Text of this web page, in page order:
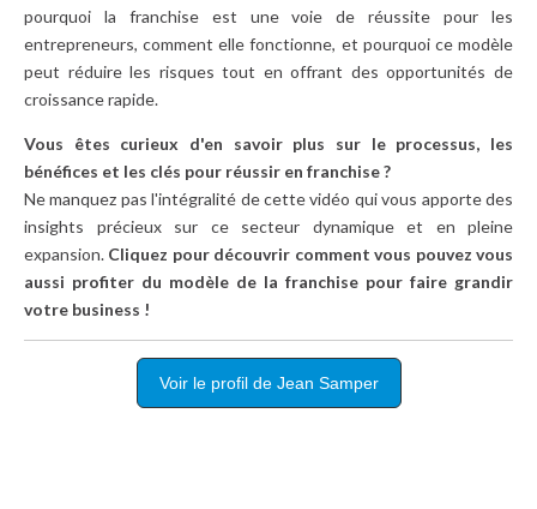
pourquoi la franchise est une voie de réussite pour les
entrepreneurs, comment elle fonctionne, et pourquoi ce modèle
peut réduire les risques tout en offrant des opportunités de
croissance rapide.
Vous êtes curieux d'en savoir plus sur le processus, les
bénéfices et les clés pour réussir en franchise ?
Ne manquez pas l'intégralité de cette vidéo qui vous apporte des
insights précieux sur ce secteur dynamique et en pleine
expansion. Cliquez pour découvrir comment vous pouvez vous
aussi profiter du modèle de la franchise pour faire grandir
votre business !
Voir le profil de Jean Samper